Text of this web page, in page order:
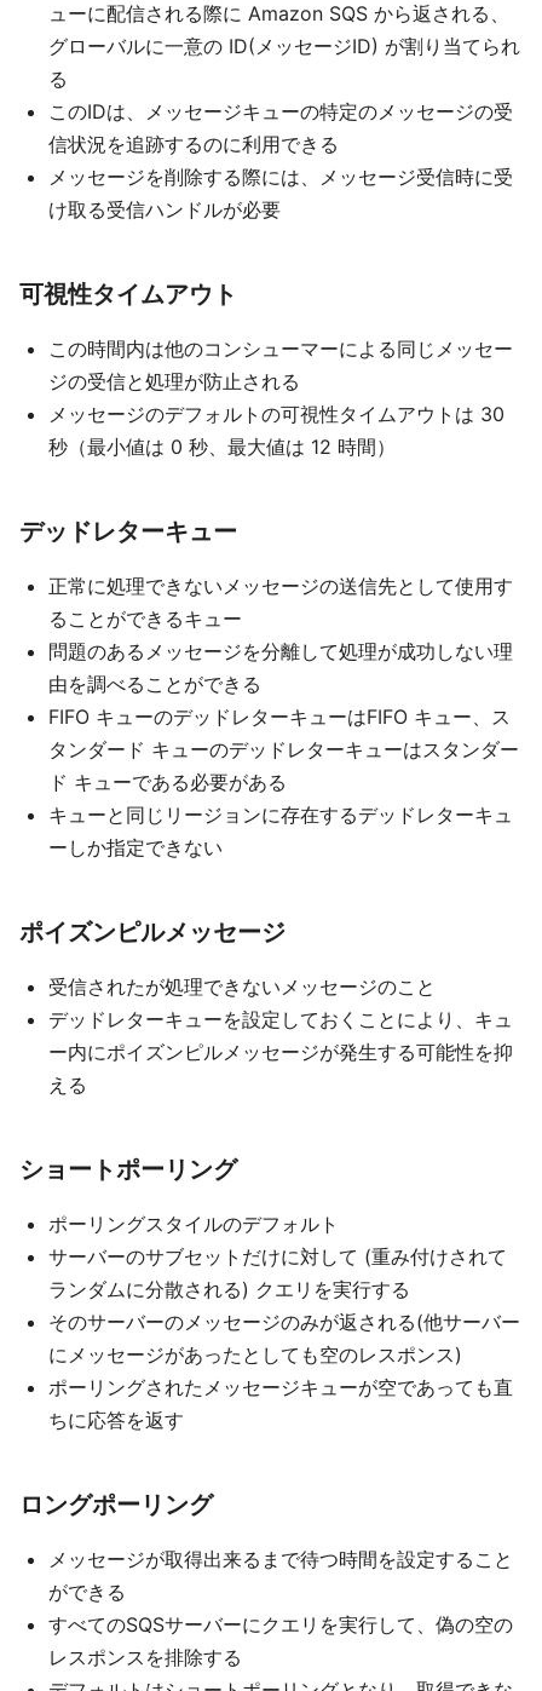
ューに配信される際に Amazon SQS から返される、
グローバルに一意の ID(メッセージID) が割り当てられ
る
このIDは、メッセージキューの特定のメッセージの受
信状況を追跡するのに利用できる
メッセージを削除する際には、メッセージ受信時に受
け取る受信ハンドルが必要
可視性タイムアウト
この時間内は他のコンシューマーによる同じメッセー
ジの受信と処理が防止される
メッセージのデフォルトの可視性タイムアウトは 30
秒（最小値は 0 秒、最大値は 12 時間）
デッドレターキュー
正常に処理できないメッセージの送信先として使用す
ることができるキュー
問題のあるメッセージを分離して処理が成功しない理
由を調べることができる
FIFO キューのデッドレターキューはFIFO キュー、ス
タンダード キューのデッドレターキューはスタンダー
ド キューである必要がある
キューと同じリージョンに存在するデッドレターキュ
ーしか指定できない
ポイズンピルメッセージ
受信されたが処理できないメッセージのこと
デッドレターキューを設定しておくことにより、キュ
ー内にポイズンピルメッセージが発生する可能性を抑
える
ショートポーリング
ポーリングスタイルのデフォルト
サーバーのサブセットだけに対して (重み付けされて
ランダムに分散される) クエリを実行する
そのサーバーのメッセージのみが返される(他サーバー
にメッセージがあったとしても空のレスポンス)
ポーリングされたメッセージキューが空であっても直
ちに応答を返す
ロングポーリング
メッセージが取得出来るまで待つ時間を設定すること
ができる
すべてのSQSサーバーにクエリを実行して、偽の空の
レスポンスを排除する